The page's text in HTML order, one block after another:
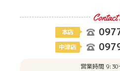
本店
中津店
営業時間